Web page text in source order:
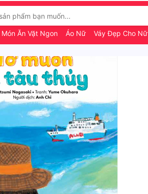
Món Ăn Vặt Ngon Áo Nữ Váy Đẹp Cho Nữ